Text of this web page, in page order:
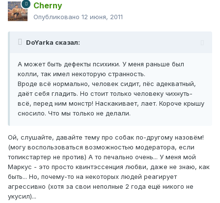
Cherny
Опубликовано 12 июня, 2011
DoYarka сказал:
А может быть дефекты психики. У меня раньше был
колли, так имел некоторую странность.
Вроде всё нормально, человек сидит, пёс адекватный,
даёт себя гладить. Но стоит только человеку чихнуть-
всё, перед ним монстр! Наскакивает, лает. Короче крышу
сносило. Что мы только не делали.
Ой, слушайте, давайте тему про собак по-другому назовём!
(могу воспользоваться возможностью модератора, если
топикстартер не против) А то печально очень... У меня мой
Маркус - это просто квинтэссенция любви, даже не знаю, как
быть... Но, почему-то на некоторых людей реагирует
агрессивно (хотя за свои неполные 2 года ещё никого не
укусил)...